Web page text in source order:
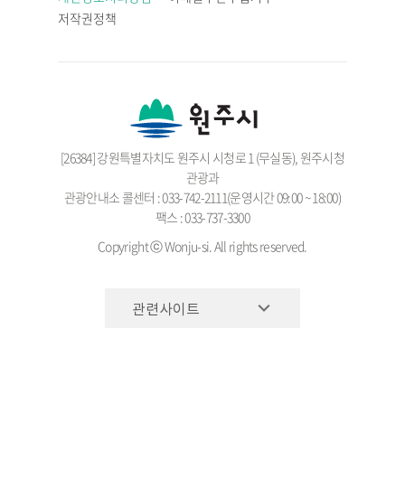
저작권정책
[26384] 강원특별자치도 원주시 시청로 1 (무실동), 원주시청
관광과
관광안내소 콜센터 : 033-742-2111(운영시간 09:00 ~ 18:00)
팩스 : 033-737-3300
Copyright ⓒ Wonju-si. All rights reserved.
관련사이트